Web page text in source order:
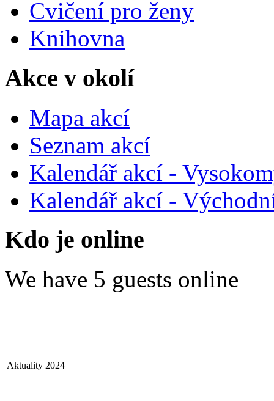
Cvičení pro ženy
Knihovna
Akce v okolí
Mapa akcí
Seznam akcí
Kalendář akcí -
Kalendář akcí -
Kdo je online
We have 5 guests online
Aktuality 2024